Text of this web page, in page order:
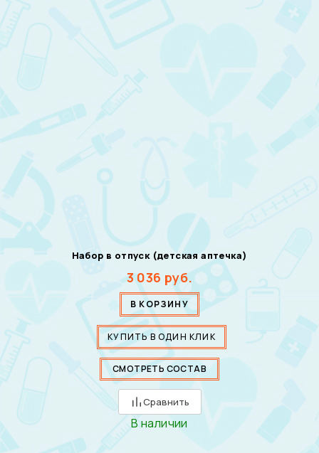
Набор в отпуск (детская аптечка)
3 036 руб.
В КОРЗИНУ
КУПИТЬ В ОДИН КЛИК
СМОТРЕТЬ СОСТАВ
Сравнить
В наличии